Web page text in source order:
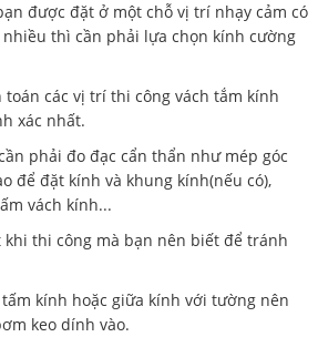
được đặt ở một chỗ vị trí nhạy cảm có
thì cần phải lựa chọn kính cường
các vị trí thi công vách tắm kính
xác nhất.
phải đo đạc cẩn thẩn như mép góc
để đặt kính và khung kính(nếu có),
vách kính...
thi công mà bạn nên biết để tránh
kính hoặc giữa kính với tường nên
keo dính vào.